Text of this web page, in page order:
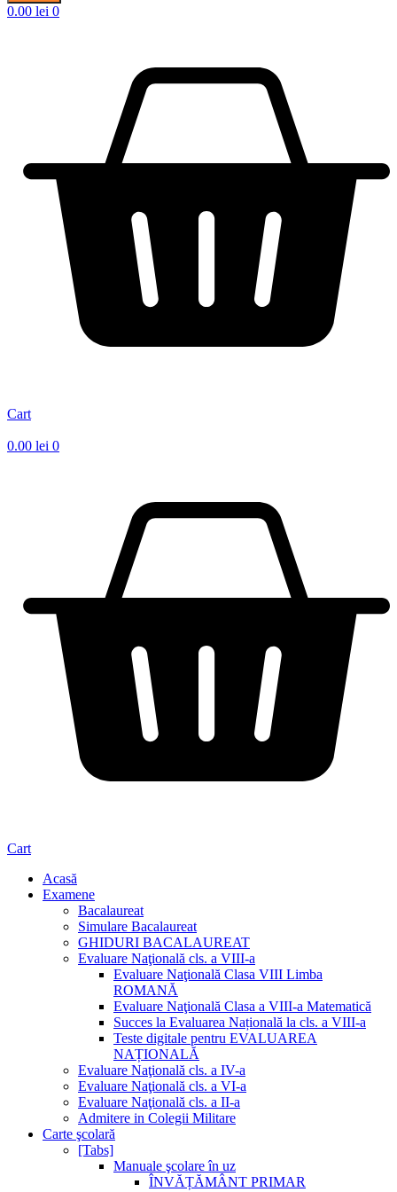
0.00 lei 0
Cart
0.00 lei 0
Cart
Acasă
Examene
Bacalaureat
Simulare Bacalaureat
GHIDURI BACALAUREAT
Evaluare Naţională cls. a VIII-a
Evaluare Naţională Clasa VIII Limba
ROMANĂ
Evaluare Naţională Clasa a VIII-a Matematică
Succes la Evaluarea Națională la cls. a VIII-a
Teste digitale pentru EVALUAREA
NAȚIONALĂ
Evaluare Naţională cls. a IV-a
Evaluare Naţională cls. a VI-a
Evaluare Naţională cls. a II-a
Admitere in Colegii Militare
Carte şcolară
[Tabs]
Manuale şcolare în uz
ÎNVĂȚĂMÂNT PRIMAR